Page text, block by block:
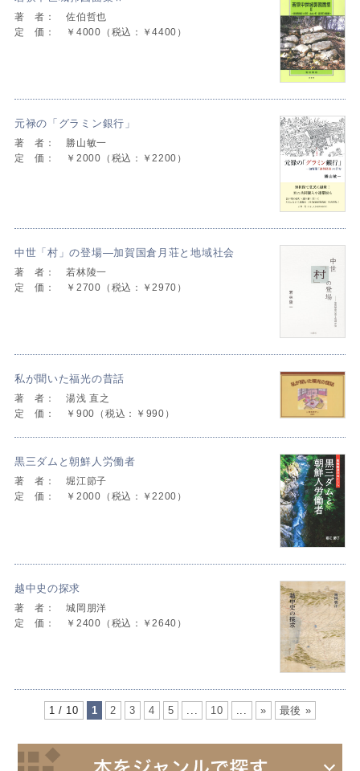
著 者：
佐伯哲也
定 価：
￥4000（税込：￥4400）
元禄の「グラミン銀行」
著 者：
勝山敏一
定 価：
￥2000（税込：￥2200）
中世「村」の登場—加賀国倉月荘と地域社会
著 者：
若林陵一
定 価：
￥2700（税込：￥2970）
私が聞いた福光の昔話
著 者：
湯浅 直之
定 価：
￥900（税込：￥990）
黒三ダムと朝鮮人労働者
著 者：
堀江節子
定 価：
￥2000（税込：￥2200）
越中史の探求
著 者：
城岡朋洋
定 価：
￥2400（税込：￥2640）
1 / 10 1 2 3 4 5 10 » 最後 »